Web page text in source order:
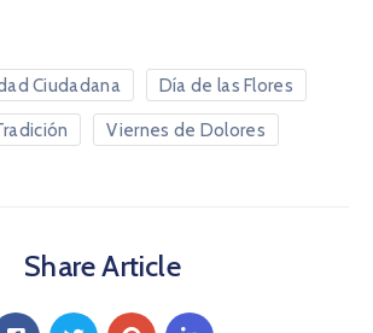
Ciudadana Día de las Flores
Viernes de Dolores
Share Article